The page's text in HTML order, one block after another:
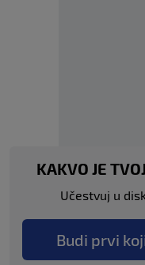
KAKVO JE
Učestvuj u
Budi prvi